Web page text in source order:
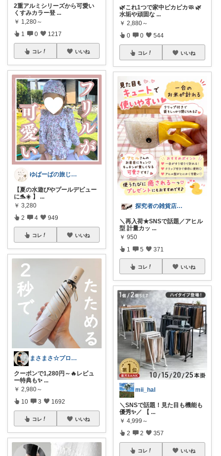
2重アルミシリーズから可愛い
くすみカラー登 ...
￥ 1,280～
1 0 1217
コレ いいね
ゆばーばの旅じたく
【夏の水遊びやプールデビュー
に🐬☀️ 】 ...
￥ 3,280
2 4 949
コレ いいね
まさまさ☆プロフも見てね✨
クーポンで1,280円～🔥レビュ
ー特典も✨ ...
￥ 2,980～
10 3 1692
コレ いいね
🌿これ1つで家中ピカピカ🧼 🌿
水垢や頑固な ...
￥ 2,880～
0 0 544
コレ いいね
探究者の雑貨店⭐︎ ☀️🌻🍉✨
＼再入荷★SNSで話題／アヒル
型 計量カッ ...
￥ 950
1 5 371
コレ いいね
mii_hal
＼SNSで話題！見た目も機能も
優秀✨／ 【 ...
￥ 4,999～
2 2 357
コレ いいね